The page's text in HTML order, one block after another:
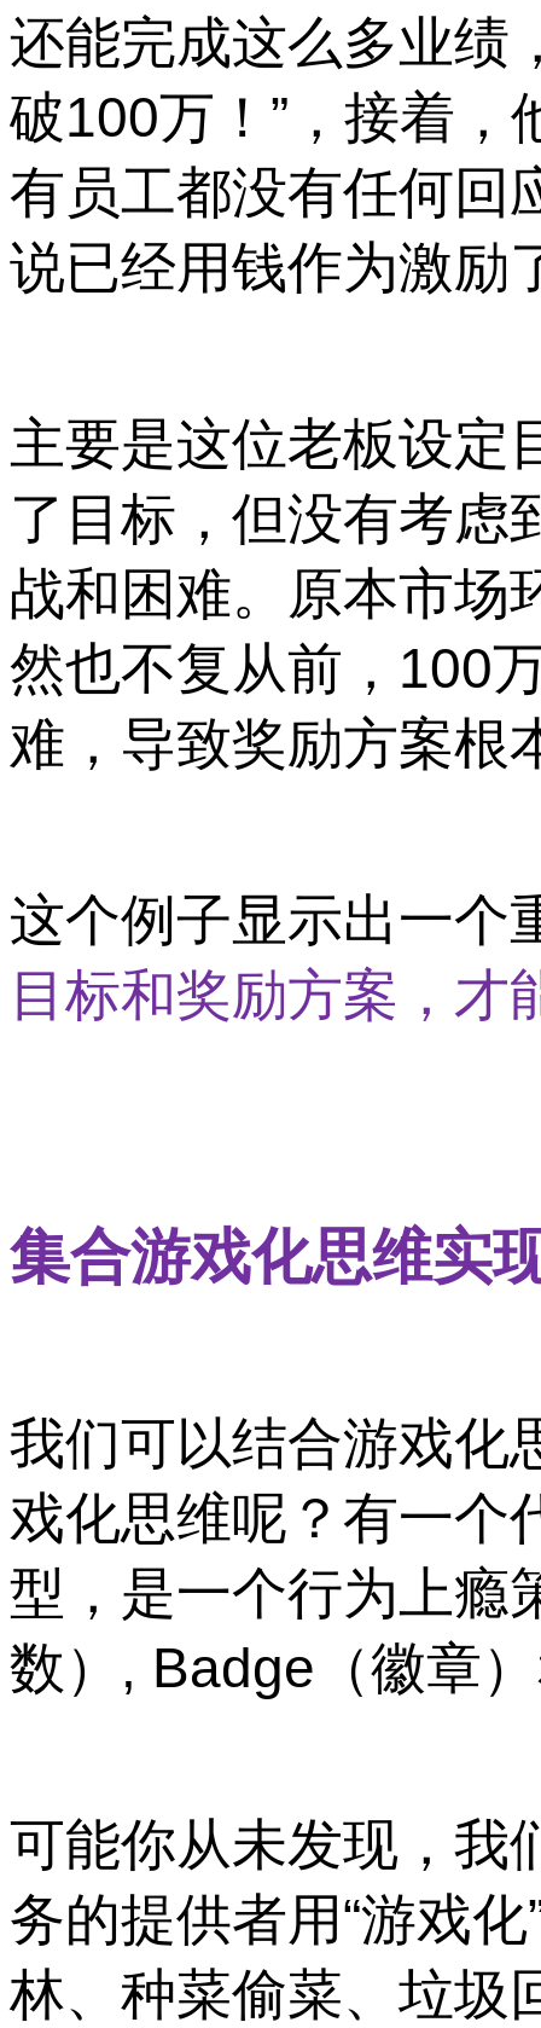
还能完成这么多业绩
破100万！”，接着
有员工都没有任何回
说已经用钱作为激励
主要是这位老板设定
了目标，但没有考虑
战和困难。原本市场
然也不复从前，100
难，导致奖励方案根
这个例子显示出一个
目标和奖励方案，才
集合游戏化思维实
我们可以结合游戏化
戏化思维呢？有一
型，是一个行为上瘾
数）, Badge（徽章
可能你从未发现，我
务的提供者用“游戏
林、种菜偷菜、垃圾